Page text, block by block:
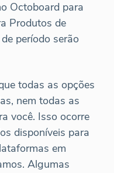
Octoboard para
Produtos de
período serão
todas as opções
nem todas as
você. Isso ocorre
disponíveis para
em
Algumas